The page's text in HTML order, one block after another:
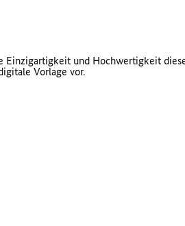
Einzigartigkeit und Hochwertigkeit
Vorlage vor.